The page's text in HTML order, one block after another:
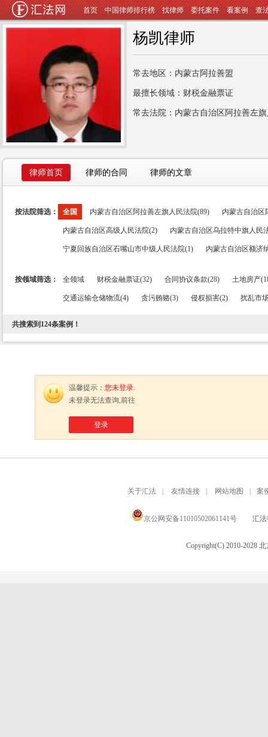
首页 中国律师排行榜 找律师 委托案件 看案例 查
杨凯律师
常去地区：内蒙古阿拉善盟
最擅长领域：财税金融票证
常去法院：内蒙古自治区阿拉善左
律师首页 律师的合同 律师的文章
按法院筛选： 全国 内蒙古自治区阿拉善左旗人民法院(89) 内蒙古自治区
内蒙古自治区高级人民法院(2) 内蒙古自治区乌拉特中旗人民
宁夏回族自治区石嘴山市中级人民法院(1) 内蒙古自治区额济
按领域筛选： 全领域 财税金融票证(32) 合同协议条款(28) 土地房产
交通运输仓储物流(4) 贪污贿赂(3) 侵权损害(2) 扰乱市
共搜索到 124条案例！
温馨提示： 您未登录.
未登录无法查询,前往
登录
关于汇法 友情连接 网站地图 案
京公网安备11010502061141号 汇法
Copyright(C) 2010-2028